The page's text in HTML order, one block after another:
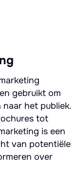
gebruikt om
het publiek.
tot
is een
van potentiële
over